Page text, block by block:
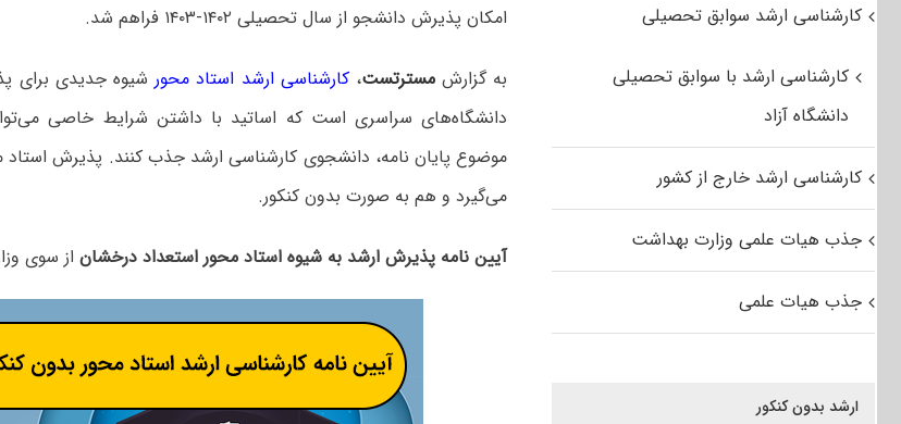
امکان پذیرش دانشجو از سال تحصیلی ۱۴۰۲-۱۴۰۳ فراهم شد.
به گزارشمسترتست،کارشناسی ارشد استاد محورشیوه جدیدی برای
دانشگاه‌های سراسری است که اساتید با داشتن شرایط خاصی
موضوع پایان نامه، دانشجوی کارشناسی ارشد جذب کنند. پذیرش
می‌گیرد و هم به صورت بدون کنکور.
آیین نامه پذیرش ارشد به شیوه استاد محور استعداد درخشاناز سوی
کارشناسی ارشد سوابق تحصیلی
کارشناسی ارشد با سوابق تحصیلی
دانشگاه آزاد
کارشناسی ارشد خارج از کشور
جذب هیات علمی وزارت بهداشت
جذب هیات علمی
ارشد بدون کنکور